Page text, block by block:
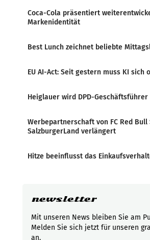
Coca-Cola präsentiert
Markenidentität
Best Lunch zeichnet beliebte
EU AI-Act: Seit gestern muss KI sich
Heiglauer wird DPD-Geschäftsführer
Werbepartnerschaft von FC Red Bull
SalzburgerLand verlängert
Hitze beeinflusst das
newsletter
Mit unseren News bleiben Sie am
Melden Sie sich jetzt für unseren
an.